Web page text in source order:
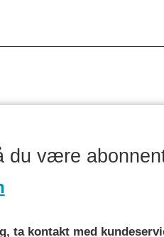
du være
ta kontakt med